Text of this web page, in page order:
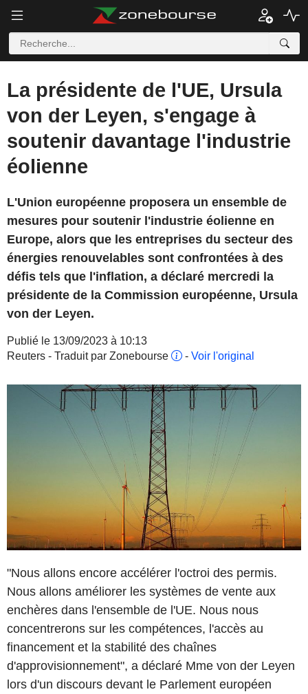
La présidente de l'UE, Ursula
von der Leyen, s'engage à
soutenir davantage l'industrie
éolienne
L'Union européenne proposera un ensemble de
mesures pour soutenir l'industrie éolienne en
Europe, alors que les entreprises du secteur des
énergies renouvelables sont confrontées à des
défis tels que l'inflation, a déclaré mercredi la
présidente de la Commission européenne, Ursula
von der Leyen.
Publié le 13/09/2023 à 10:13
Reuters - Traduit par Zonebourse
- Voir l'original
"Nous allons encore accélérer l'octroi des permis.
Nous allons améliorer les systèmes de vente aux
enchères dans l'ensemble de l'UE. Nous nous
concentrerons sur les compétences, l'accès au
financement et la stabilité des chaînes
d'approvisionnement", a déclaré Mme von der Leyen
lors d'un discours devant le Parlement européen